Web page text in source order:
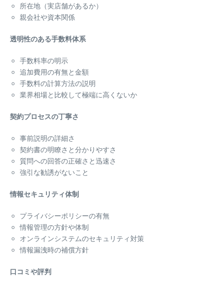
所在地（実店舗があるか）
親会社や資本関係
透明性のある手数料体系
手数料率の明示
追加費用の有無と金額
手数料の計算方法の説明
業界相場と比較して極端に高くないか
契約プロセスの丁寧さ
事前説明の詳細さ
契約書の明瞭さと分かりやすさ
質問への回答の正確さと迅速さ
強引な勧誘がないこと
情報セキュリティ体制
プライバシーポリシーの有無
情報管理の方針や体制
オンラインシステムのセキュリティ対策
情報漏洩時の補償方針
口コミや評判